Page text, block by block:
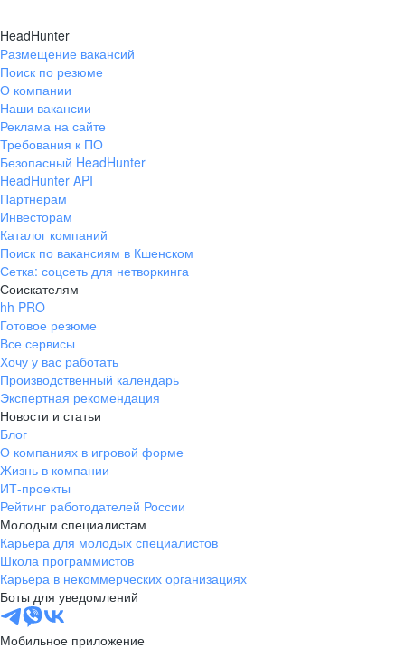
HeadHunter
Размещение вакансий
Поиск по резюме
О компании
Наши вакансии
Реклама на сайте
Требования к ПО
Безопасный HeadHunter
HeadHunter API
Партнерам
Инвесторам
Каталог компаний
Поиск по вакансиям в Кшенском
Сетка: соцсеть для нетворкинга
Соискателям
hh PRO
Готовое резюме
Все сервисы
Хочу у вас работать
Производственный календарь
Экспертная рекомендация
Новости и статьи
Блог
О компаниях в игровой форме
Жизнь в компании
ИТ-проекты
Рейтинг работодателей России
Молодым специалистам
Карьера для молодых специалистов
Школа программистов
Карьера в некоммерческих организациях
Боты для уведомлений
Мобильное приложение